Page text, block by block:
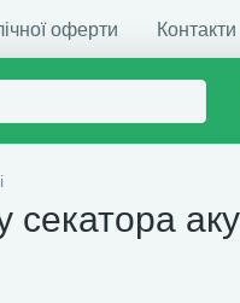
оферти Контакти
секатора